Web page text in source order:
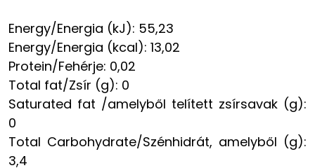
Energy/Energia (kJ): 55,23
Energy/Energia (kcal): 13,02
Protein/Fehérje: 0,02
Total fat/Zsír (g): 0
Saturated fat /amelyből telített zsírsavak (g):
0
Total Carbohydrate/Szénhidrát, amelyből (g):
3,4